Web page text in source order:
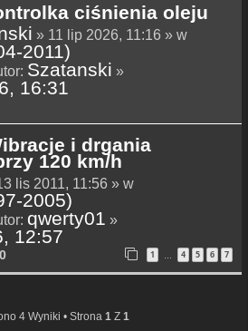
ciśnienia oleju
» 11 lip 2026, 11:16 » w
2011)
Szatanski »
16:31
i drgania
120 km/h
lis 2011, 11:56 » w
2005)
qwerty01 »
12:57
1 … 4 5 6 7
4 Wyniki • Strona 1 Z 1